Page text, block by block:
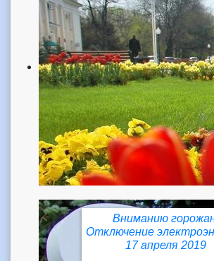
Вниманию
Отключение
17 апреля 2019